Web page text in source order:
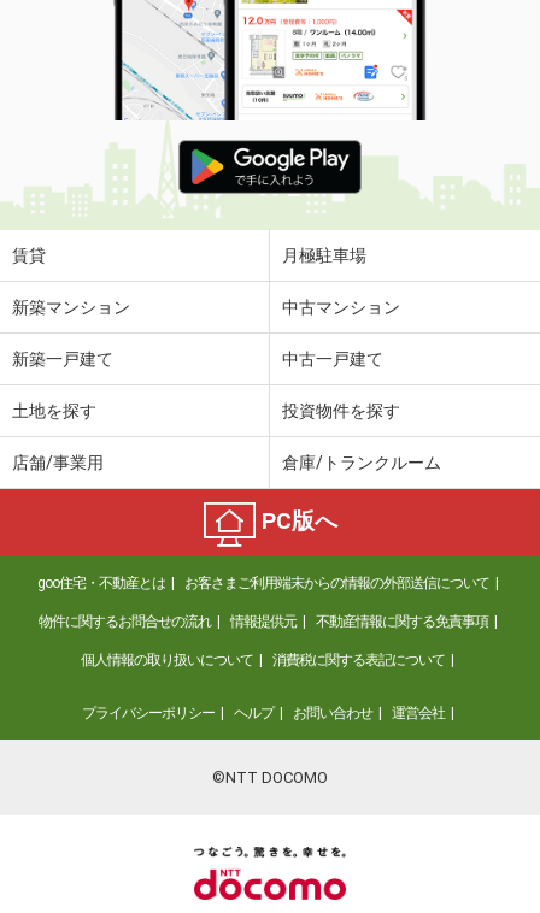
賃貸 月極駐車場
新築マンション 中古マンション
新築一戸建て 中古一戸建て
土地を探す 投資物件を探す
店舗/事業用 倉庫/トランクルーム
PC版へ
goo住宅・不動産とは お客さまご利用端末からの情報の外部送信について
物件に関するお問合せの流れ 情報提供元 不動産情報に関する免責事項
個人情報の取り扱いについて 消費税に関する表記について
プライバシーポリシー ヘルプ お問い合わせ 運営会社
©NTT DOCOMO